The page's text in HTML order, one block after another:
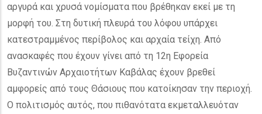
αργυρά και χρυσά νομίσματα που βρέθηκαν εκεί με τη
μορφή του. Στη δυτική πλευρά του λόφου υπάρχει
κατεστραμμένος περίβολος και αρχαία τείχη. Από
ανασκαφές που έχουν γίνει από τη 12η Εφορεία
Βυζαντινών Αρχαιοτήτων Καβάλας έχουν βρεθεί
αμφορείς από τους Θάσιους που κατοίκησαν την περιοχή.
Ο πολιτισμός αυτός, που πιθανότατα εκμεταλλευόταν